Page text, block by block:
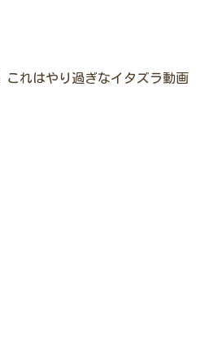
これはやり過ぎなイタズラ動画